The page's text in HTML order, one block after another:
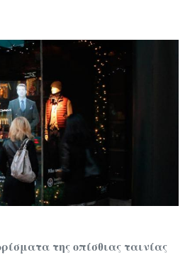
της οπίσθιας ταινίας